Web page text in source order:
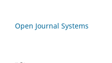
Open Journal Systems